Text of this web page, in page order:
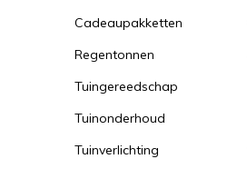
Cadeaupakketten
Regentonnen
Tuingereedschap
Tuinonderhoud
Tuinverlichting